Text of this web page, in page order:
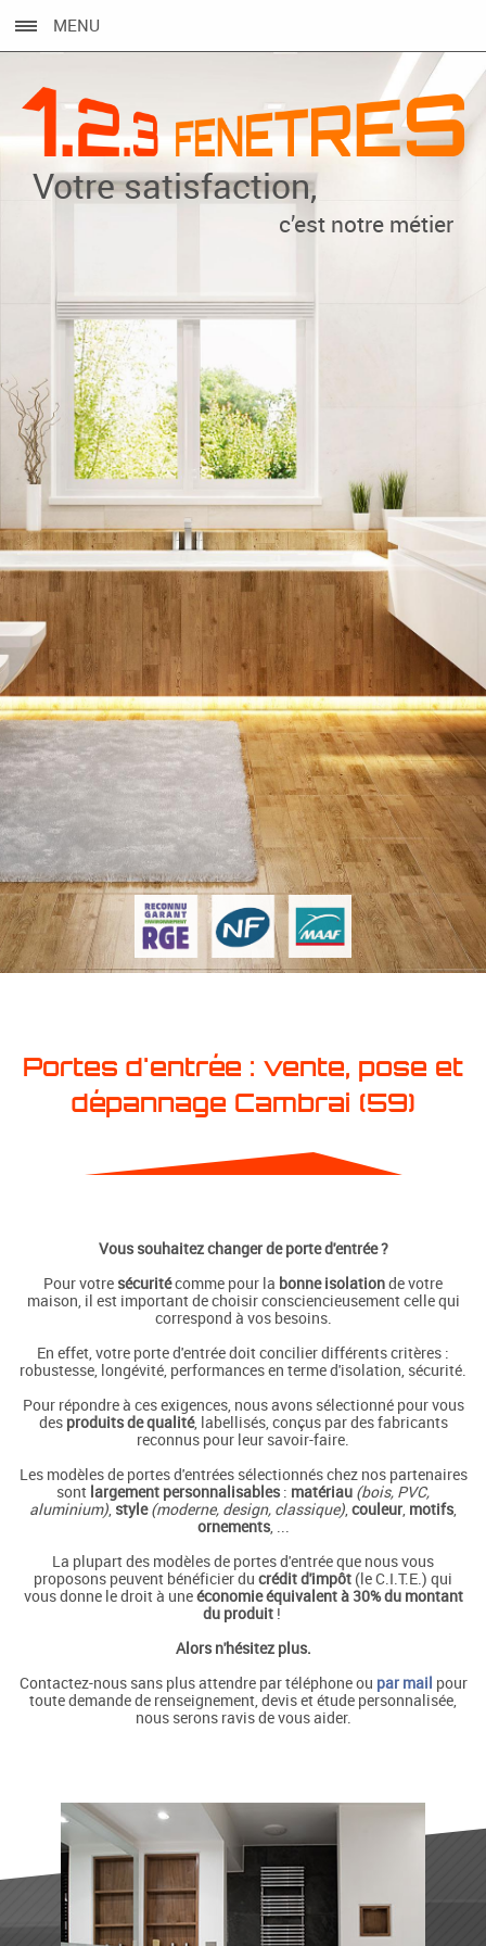
MENU
Votre satisfaction,
c’est notre métier
Portes d'entrée : vente, pose et
dépannage Cambrai (59)
Vous souhaitez changer de porte d'entrée ?
Pour votre sécuritécomme pour la bonne isolationde votre
maison, il est important de choisir consciencieusement celle qui
correspond à vos besoins.
En effet, votre porte d'entrée doit concilier différents critères :
robustesse, longévité, performances en terme d'isolation, sécurité.
Pour répondre à ces exigences, nous avons sélectionné pour vous
des produits de qualité, labellisés, conçus par des fabricants
reconnus pour leur savoir-faire.
Les modèles de portes d'entrées sélectionnés chez nos partenaires
sont largement personnalisables: matériau (bois, PVC,
aluminium), style (moderne, design, classique),couleur, motifs,
ornements, ...
La plupart des modèles de portes d'entrée que nous vous
proposons peuvent bénéficier du crédit d'impôt (le C.I.T.E.) qui
vous donne le droit à uneéconomie équivalent à 30% du montant
du produit!
Alors n'hésitez plus.
Contactez-nous sans plus attendre par téléphone ou par mail pour
toute demande de renseignement, devis et étude personnalisée,
nous serons ravis de vous aider.